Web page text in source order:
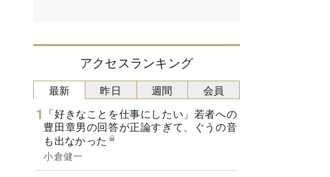
アクセスランキング
最新
「好きなことを仕事にしたい」若者への
豊田章男の回答が正論すぎて、ぐうの音
も出なかった
小倉健一
昨日 週間 会員